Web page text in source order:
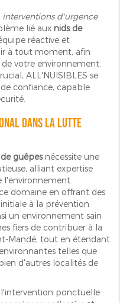
interventions d'urgence
lié aux nids de
réactive et
à tout moment, afin
votre environnement.
ALL'NUISIBLES se
confiance, capable
dans la lutte
guêpesnécessite une
alliant expertise
l'environnement.
domaine en offrant des
à la prévention
un environnement sain
fiers de contribuer à la
Mandé, tout en étendant
telles que
d'autres localités de
ponctuelle :